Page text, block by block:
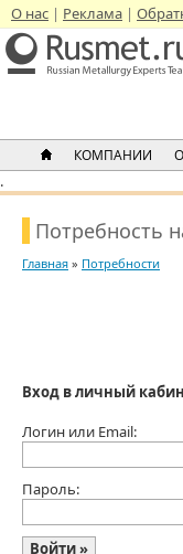
О нас Реклама
КОМПАНИИ
.
Потребность
Главная » Потребности
Вход в личный
Логин или Email:
Пароль: